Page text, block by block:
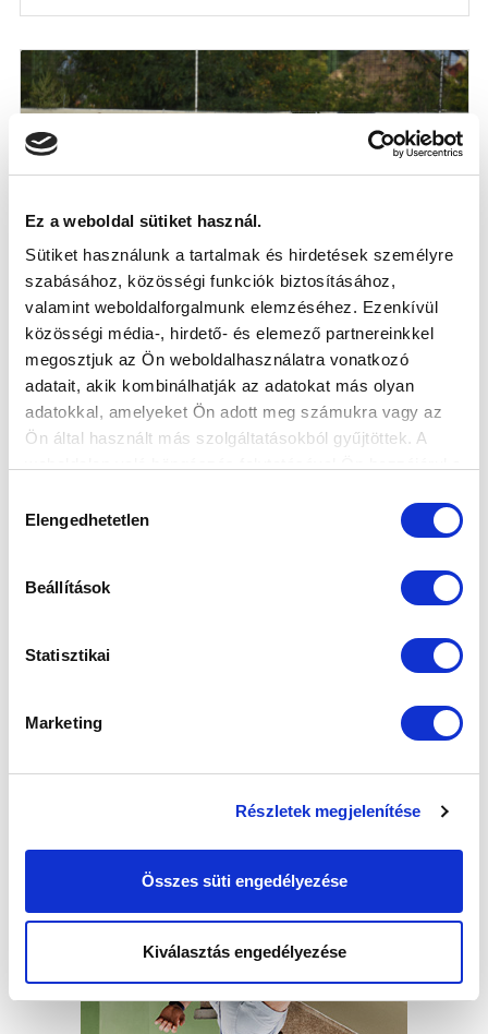
Ez a weboldal sütiket használ.
Sütiket használunk a tartalmak és hirdetések személyre
szabásához, közösségi funkciók biztosításához,
valamint weboldalforgalmunk elemzéséhez. Ezenkívül
közösségi média-, hirdető- és elemező partnereinkkel
megosztjuk az Ön weboldalhasználatra vonatkozó
adatait, akik kombinálhatják az adatokat más olyan
adatokkal, amelyeket Ön adott meg számukra vagy az
Ön által használt más szolgáltatásokból gyűjtöttek. A
kiválasztása
Elengedhetetlen
Beállítások
Statisztikai
Marketing
Részletek megjelenítése
Összes süti engedélyezése
Kiválasztás engedélyezése
GYŐZELEM A BAJNOKI FŐPRÓBÁN A
SZERB BRONZÉRMES ELLEN
2026-08-01
A duplázó Zágor mellett Pataki és Csigi talált be a
szabadkai alakulat ellen.